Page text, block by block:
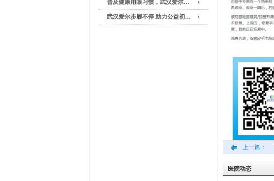
普及健康用眼习惯，武汉爱尔…
武汉爱尔步履不停 助力公益初…
上一篇：
医院动态